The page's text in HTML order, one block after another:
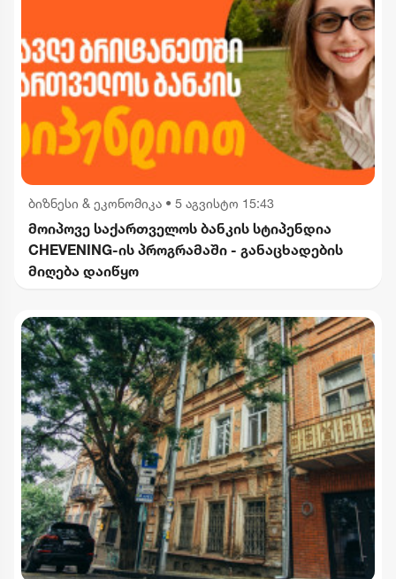
ბიზნესი & ეკონომიკა • 5 აგვისტო 15:43
მოიპოვე საქართველოს ბანკის სტიპენდია
CHEVENING-ის პროგრამაში - განაცხადების
მიღება დაიწყო